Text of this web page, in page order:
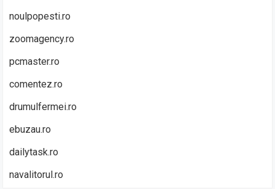
noulpopesti.ro
zoomagency.ro
pcmaster.ro
comentez.ro
drumulfermei.ro
ebuzau.ro
dailytask.ro
navalitorul.ro